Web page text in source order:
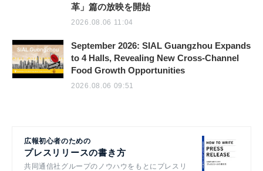
革」篇の放映を開始
2026.08.06 11:04
September 2026: SIAL Guangzhou Expands
to 4 Halls, Revealing New Cross-Channel
Food Growth Opportunities
2026.08.06 09:51
広報初心者のための
プレスリリースの書き方
共同通信社グループのノウハウをもとにプレスリ